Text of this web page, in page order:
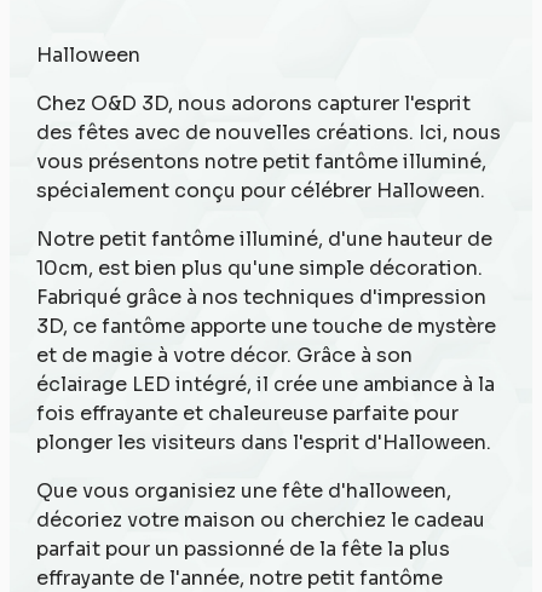
Halloween
Chez O&D 3D, nous adorons capturer l'esprit
des fêtes avec de nouvelles créations. Ici, nous
vous présentons notre petit fantôme illuminé,
spécialement conçu pour célébrer Halloween.
Notre petit fantôme illuminé, d'une hauteur de
10cm, est bien plus qu'une simple décoration.
Fabriqué grâce à nos techniques d'impression
3D, ce fantôme apporte une touche de mystère
et de magie à votre décor. Grâce à son
éclairage LED intégré, il crée une ambiance à la
fois effrayante et chaleureuse parfaite pour
plonger les visiteurs dans l'esprit d'Halloween.
Que vous organisiez une fête d'halloween,
décoriez votre maison ou cherchiez le cadeau
parfait pour un passionné de la fête la plus
effrayante de l'année, notre petit fantôme